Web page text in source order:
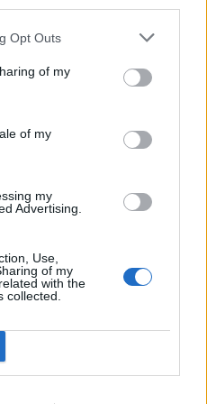
Opt Outs
of my
of my
my
Advertising.
Use,
of my
with the
collected.